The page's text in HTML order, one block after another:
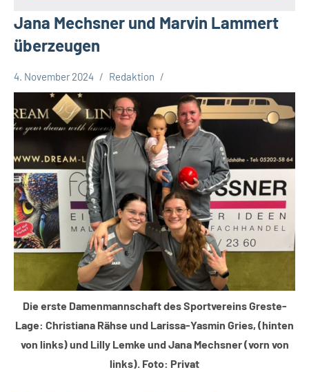
Jana Mechsner und Marvin Lammert
überzeugen
Sport
4. November 2024 Redaktion
Die erste Damenmannschaft des Sportvereins Greste-
Lage: Christiana Rähse und Larissa-Yasmin Gries, (hinten
von links) und Lilly Lemke und Jana Mechsner (vorn von
links). Foto: Privat